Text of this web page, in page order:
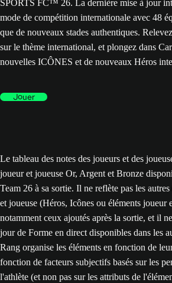
SPORTS FC™ 26. La dernière mise à jour
mode de compétition internationale avec 48
que de nouveaux stades authentiques.
sur le thème international, et plongez dans
nouvelles ICÔNES et de nouveaux Héros
Jouer
Le tableau des notes des joueurs et des
joueur et joueuse Or, Argent et Bronze
Team 26 à sa sortie. Il ne reflète pas les
et joueuse (Héros, Icônes ou éléments joueur
notamment ceux ajoutés après la sortie, et il
jour de Forme en direct disponibles dans les
Rang organise les éléments en fonction de
fonction de facteurs subjectifs basés sur les
l'athlète (et non pas sur les attributs de